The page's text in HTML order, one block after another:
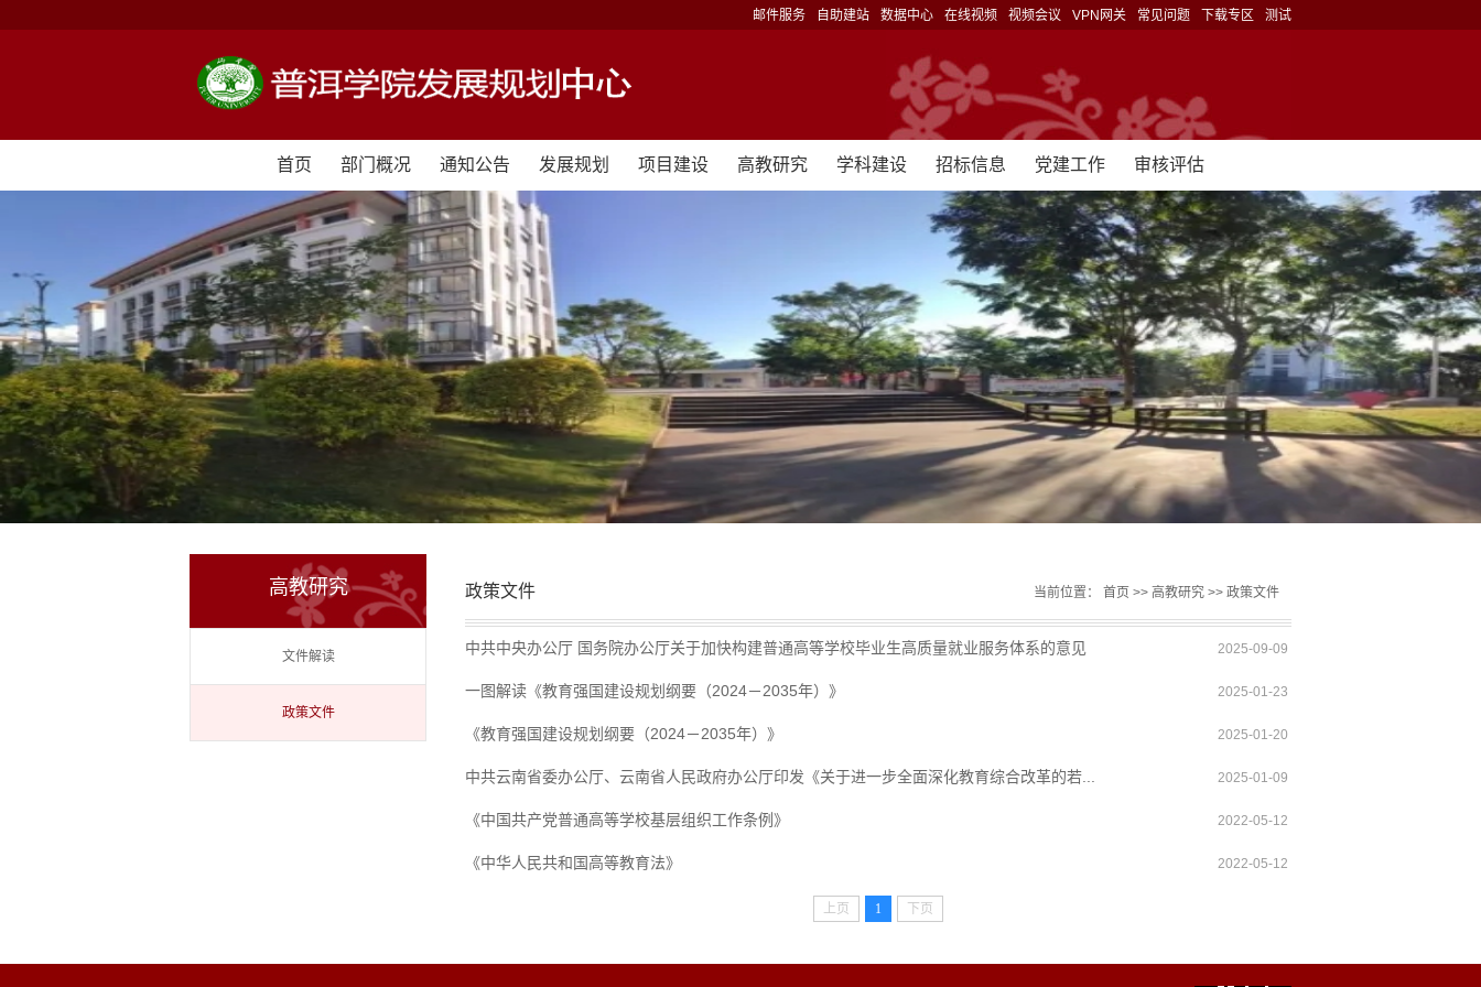
邮件服务 自助建站 数据中心 在线视频 视频会议 VPN网关 常见问题 下载专区 测试
首页 部门概况 通知公告 发展规划 项目建设 高教研究 学科建设 招标信息 党建工作 审核评估
高教研究
文件解读
政策文件
政策文件 当前位置： 首页 >> 高教研究 >> 政策文件
中共中央办公厅 国务院办公厅关于加快构建普通高等学校毕业生高质量就业服务体系的意见 2025-09-09
一图解读《教育强国建设规划纲要（2024－2035年）》 2025-01-23
《教育强国建设规划纲要（2024－2035年）》 2025-01-20
中共云南省委办公厅、云南省人民政府办公厅印发《关于进一步全面深化教育综合改革的若... 2025-01-09
《中国共产党普通高等学校基层组织工作条例》 2022-05-12
《中华人民共和国高等教育法》 2022-05-12
上页 1 下页